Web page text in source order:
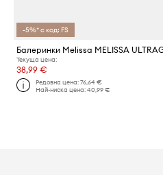
-5%* с код: FS
Текуща цена:
38,99 €
Редовна цена:76,64 €
Най-ниска цена:40,99 €